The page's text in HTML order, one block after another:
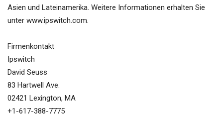
Asien und Lateinamerika. Weitere Informationen erhalten Sie
unter www.ipswitch.com.
Firmenkontakt
Ipswitch
David Seuss
83 Hartwell Ave.
02421 Lexington, MA
+1-617-388-7775